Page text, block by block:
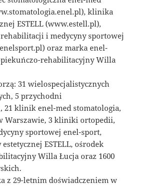
klinika
ESTELL (www.estell.pl),
i medycyny sportowej
oraz marka enel-
rehabilitacyjny Willa
31 wielospecjalistycznych
5 przychodni
21 klinik enel-med stomatologia,
Warszawie, 3 kliniki ortopedii,
sportowej enel-sport,
ESTELL, ośrodek
Willa Łucja oraz 1600
z 29-letnim doświadczeniem w